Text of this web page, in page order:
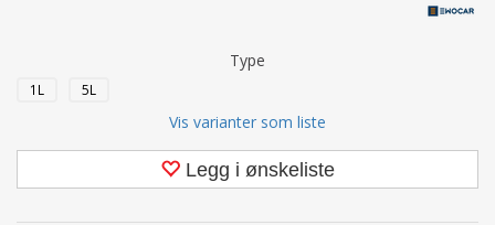
Type
1L 5L
Vis varianter som liste
Legg i ønskeliste